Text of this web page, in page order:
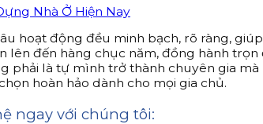
hoạt động đều minh bạch, rõ ràng,
lên đến hàng chục năm, đồng hành
phải là tự mình trở thành chuyên gia
hoàn hảo dành cho mọi gia chủ.
ngay với chúng tôi: